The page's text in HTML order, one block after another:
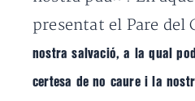
presentat el Pare del
nostra salvació, a la qual
certesa de no caure i la